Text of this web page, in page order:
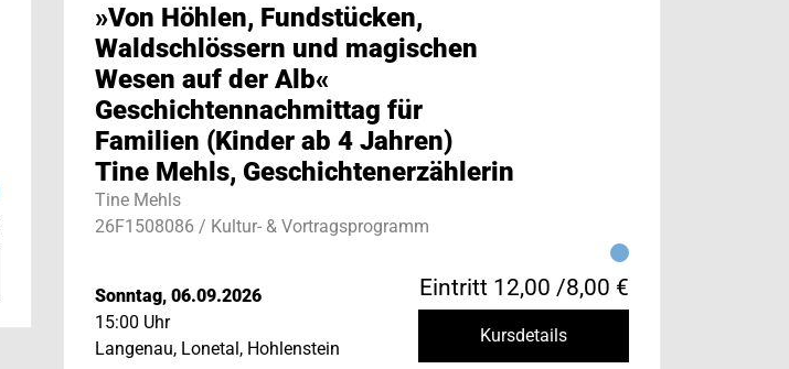
»Von Höhlen, Fundstücken,
Waldschlössern und magischen
Wesen auf der Alb«
Geschichtennachmittag für
Familien (Kinder ab 4 Jahren)
Tine Mehls, Geschichtenerzählerin
Tine Mehls
26F1508086 / Kultur- & Vortragsprogramm
Sonntag, 06.09.2026
15:00 Uhr
Langenau, Lonetal, Hohlenstein
Eintritt 12,00 /8,00 €
Kursdetails